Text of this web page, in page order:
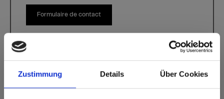
Zustimmung Details Über Cookies
Formulaire de contact